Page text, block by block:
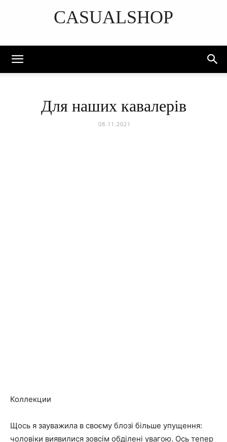
CASUALSHOP
Для наших кавалерів
08.11.2021
Коллекции
Щось я зауважила в своєму блозі більше упущення:
чоловіки виявилися зовсім обділені увагою. Ось тепер